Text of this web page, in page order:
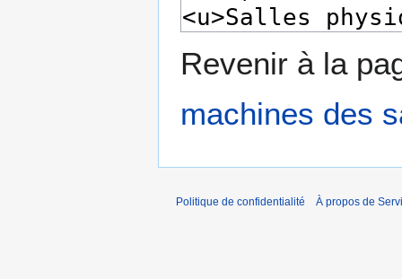
Revenir à la
machines des
Politique de confidentialité À propos de